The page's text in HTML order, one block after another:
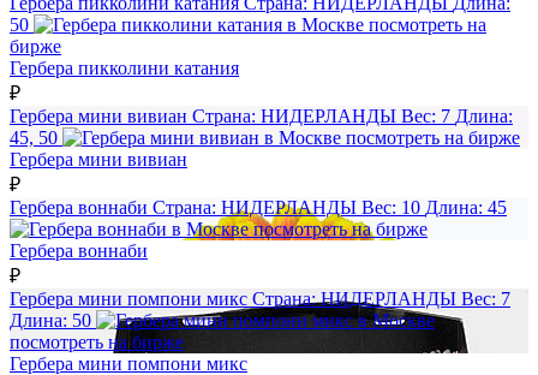
50
посмотреть на
бирже
Гербера пикколини катания
₽
Гербера мини вивиан Страна: НИДЕРЛАНДЫ Вес: 7 Длина:
45, 50
посмотреть на бирже
Гербера мини вивиан
₽
Гербера воннаби Страна: НИДЕРЛАНДЫ Вес: 10 Длина: 45
посмотреть на бирже
Гербера воннаби
₽
Гербера мини помпони микс Страна:НИДЕРЛАНДЫ Вес: 7
Длина: 50
посмотреть на бирже
Гербера мини помпони микс